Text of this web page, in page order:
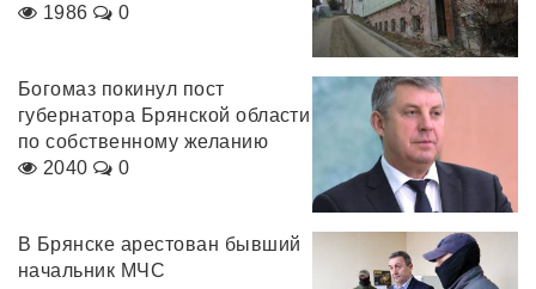
1986
0
Богомаз покинул пост
губернатора Брянской области
по собственному желанию
2040
0
В Брянске арестован бывший
начальник МЧС